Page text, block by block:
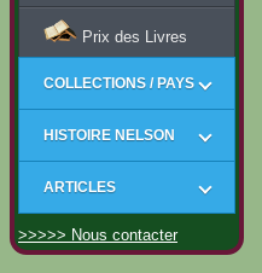
Prix des Livres
COLLECTIONS / PAYS
HISTOIRE NELSON
ARTICLES
>>>>> Nous contacter